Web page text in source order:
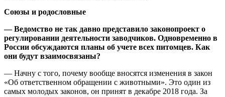
Союзы и родословные
— Ведомство не так давно представило законопроект о
регулировании деятельности заводчиков. Одновременно в
России обсуждаются планы об учете всех питомцев. Как
они будут взаимосвязаны?
— Начну с того, почему вообще вносятся изменения в закон
«Об ответственном обращении с животными». Это один из
самых молодых законов, он принят в декабре 2018 года. За